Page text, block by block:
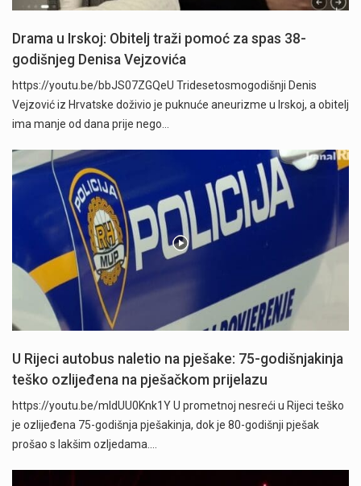
Drama u Irskoj: Obitelj traži pomoć za spas 38-
godišnjeg Denisa Vejzovića
https://youtu.be/bbJS07ZGQeU Tridesetosmogodišnji Denis
Vejzović iz Hrvatske doživio je puknuće aneurizme u Irskoj, a obitelj
ima manje od dana prije nego…
U Rijeci autobus naletio na pješake: 75-godišnjakinja
teško ozlijeđena na pješačkom prijelazu
https://youtu.be/mldUU0Knk1Y U prometnoj nesreći u Rijeci teško
je ozlijeđena 75-godišnja pješakinja, dok je 80-godišnji pješak
prošao s lakšim ozljedama.…